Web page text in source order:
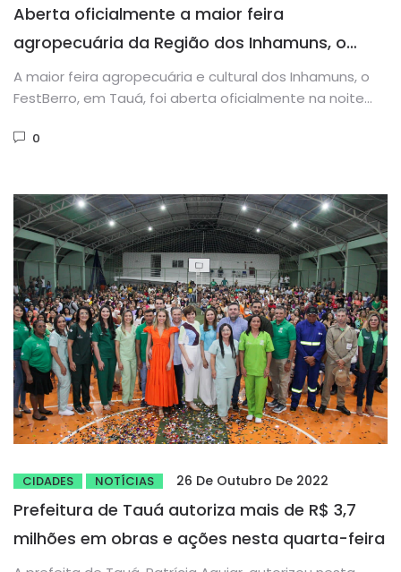
Aberta oficialmente a maior feira
agropecuária da Região dos Inhamuns, o
FestBerro
A maior feira agropecuária e cultural dos Inhamuns, o
FestBerro, em Tauá, foi aberta oficialmente na noite
0
CIDADES NOTÍCIAS 26 De Outubro De 2022
Prefeitura de Tauá autoriza mais de R$ 3,7
milhões em obras e ações nesta quarta-feira